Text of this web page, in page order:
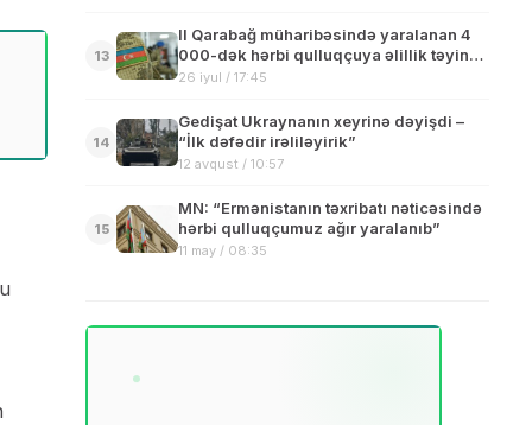
13
ll Qarabağ müharibəsində yaralanan 4
000-dək hərbi qulluqçuya əlillik təyin
edilib
26 iyul / 17:45
14
Gedişat Ukraynanın xeyrinə dəyişdi –
“İlk dəfədir irəliləyirik”
12 avqust / 10:57
15
MN: “Ermənistanın təxribatı nəticəsində
hərbi qulluqçumuz ağır yaralanıb”
11 may / 08:35